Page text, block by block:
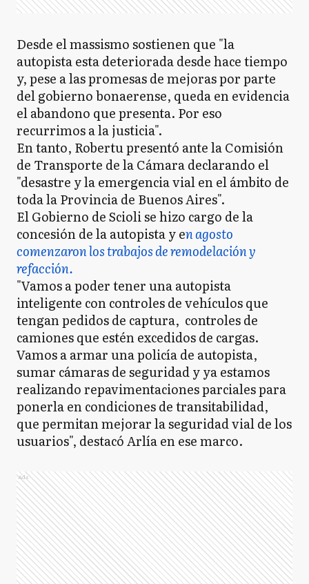
Desde el massismo sostienen que "la
autopista esta deteriorada desde hace tiempo
y, pese a las promesas de mejoras por parte
del gobierno bonaerense, queda en evidencia
el abandono que presenta. Por eso
recurrimos a la justicia".
En tanto, Robertu presentó ante la Comisión
de Transporte de la Cámara declarando el
"desastre y la emergencia vial en el ámbito de
toda la Provincia de Buenos Aires".
El Gobierno de Scioli se hizo cargo de la
concesión de la autopista y en agosto
comenzaron los trabajos de remodelación y
refacción.
"Vamos a poder tener una autopista
inteligente con controles de vehículos que
tengan pedidos de captura, controles de
camiones que estén excedidos de cargas.
Vamos a armar una policía de autopista,
sumar cámaras de seguridad y ya estamos
realizando repavimentaciones parciales para
ponerla en condiciones de transitabilidad,
que permitan mejorar la seguridad vial de los
usuarios", destacó Arlía en ese marco.
Ads